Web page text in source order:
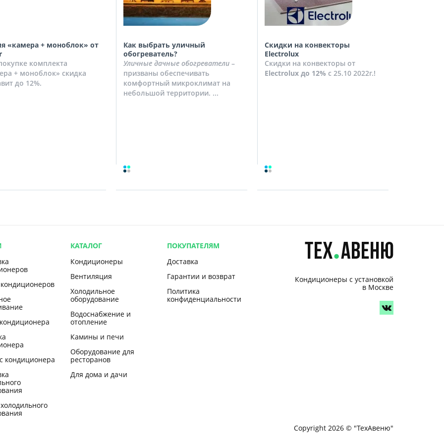
«камера + моноблок» от
комплекта
+ моноблок» скидка
до 12%.
Как выбрать уличный
обогреватель?
Уличные дачные обогреватели –
призваны обеспечивать
комфортный микроклимат на
небольшой территории. ...
Скидки на конвекторы
Electrolux
Скидки на конвекторы от
Electrolux до 12% с 25.10 2022г.!
кондиционера
КАТАЛОГ
Кондиционеры
Вентиляция
Холодильное
оборудование
Водоснабжение и
отопление
Камины и печи
Оборудование для
ресторанов
Для дома и дачи
ПОКУПАТЕЛЯМ
Доставка
Гарантии и возврат
Политика
конфиденциальности
Кондиционеры с установкой
в Москве
Copyright 2026 © "ТехАвеню"